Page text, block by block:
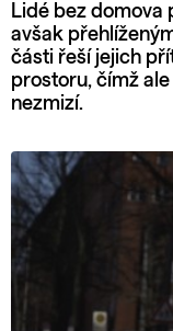
Lidé bez domova
avšak
části řeší jejich
prostoru, čímž
nezmizí.